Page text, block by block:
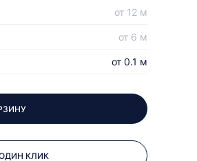
от 0.1 м
от 6 м
от 12 м
КЛИК